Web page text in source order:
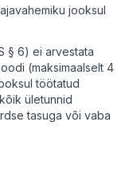
jooksul
§ 6) ei arvestata
(maksimaalselt 4
töötatud
ületunnid
tasuga või vaba